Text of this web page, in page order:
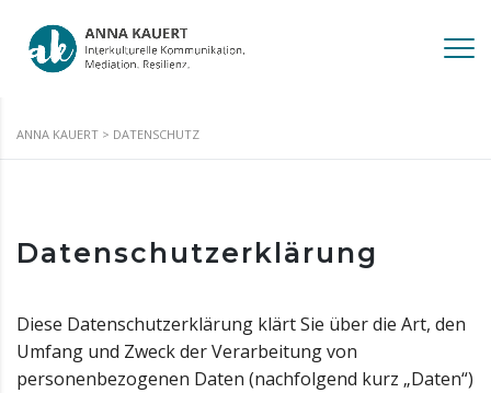
ANNA KAUERT > DATENSCHUTZ
Datenschutzerklärung
Diese Datenschutzerklärung klärt Sie über die Art, den
Umfang und Zweck der Verarbeitung von
personenbezogenen Daten (nachfolgend kurz „Daten“)